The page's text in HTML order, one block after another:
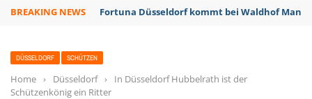
BREAKING NEWS Fortuna Düsseldorf kommt bei Waldhof
DÜSSELDORF SCHÜTZEN
Home › Düsseldorf ›
In Düsseldorf Hubbelrath ist der
Schützenkönig ein Ritter